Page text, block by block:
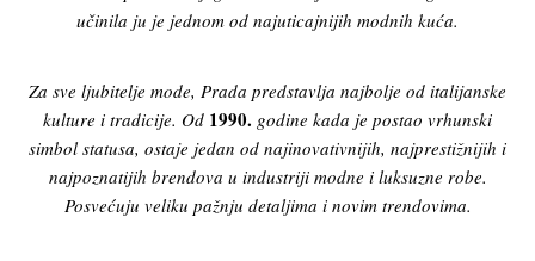
učinila ju je jednom od najuticajnijih modnih kuća.
Za sve ljubitelje mode, Prada predstavlja najbolje od italijanske
kulture i tradicije. Od 1990. godine kada je postao vrhunski
simbol statusa, ostaje jedan od najinovativnijih, najprestižnijih i
najpoznatijih brendova u industriji modne i luksuzne robe.
Posvećuju veliku pažnju detaljima i novim trendovima.